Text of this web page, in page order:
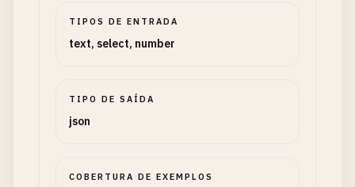
TIPOS DE ENTRADA
text, select, number
TIPO DE SAÍDA
json
COBERTURA DE EXEMPLOS